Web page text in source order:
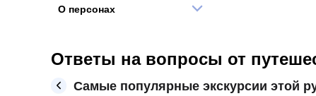
О персонах
Ответы на вопросы от
Самые популярные экскурсии этой